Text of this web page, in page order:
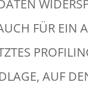
FÜR EIN
AUF